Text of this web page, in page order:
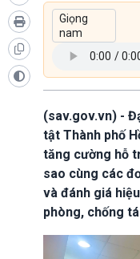
(sav.gov.vn) -
tật Thành phố
tăng cường hỗ
sao cùng các
và đánh giá
phòng, chống